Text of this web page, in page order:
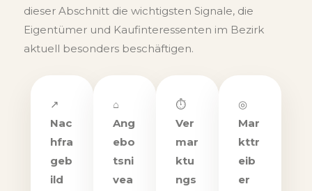
dieser Abschnitt die wichtigsten Signale, die
Eigentümer und Kaufinteressenten im Bezirk
aktuell besonders beschäftigen.
↗
Nac
hfra
geb
ild
⌂
Ang
ebo
tsni
vea
⏱
Ver
mar
ktu
ngs
◎
Mar
kttr
eib
er